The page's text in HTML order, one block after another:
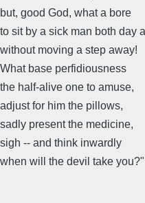
but, good God, what a bore
to sit by a sick man both day
without moving a step away!
What base perfidiousness
the half-alive one to amuse,
adjust for him the pillows,
sadly present the medicine,
sigh -- and think inwardly
when will the devil take you?"